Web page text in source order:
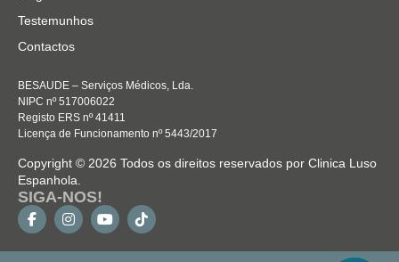
Testemunhos
Contactos
BESAUDE – Serviços Médicos, Lda.
NIPC nº 517006022
Registo ERS nº 41411
Licença de Funcionamento nº 5443/2017
Copyright © 2026 Todos os direitos reservados por Clinica Luso
Espanhola.
SIGA-NOS!